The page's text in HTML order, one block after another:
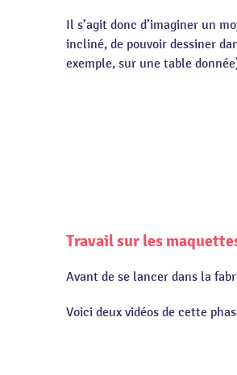
Il s’agit donc d’imaginer un
incliné, de pouvoir dessiner
exemple, sur une table
Travail sur les
Avant de se lancer dans la
Voici deux vidéos de cette